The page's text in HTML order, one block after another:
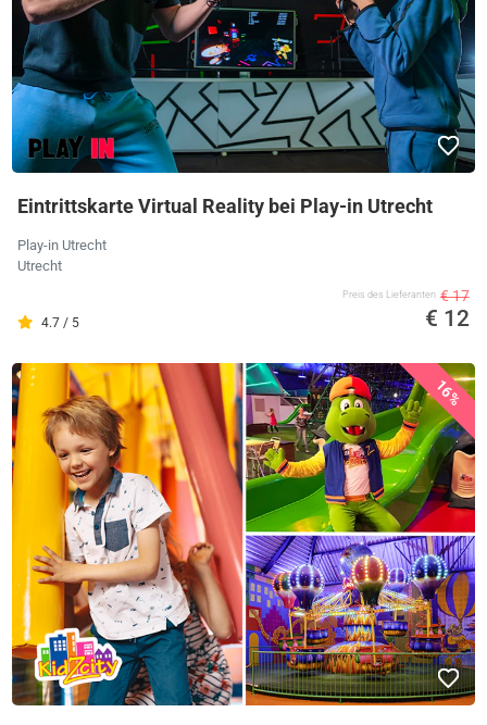
Eintrittskarte Virtual Reality bei Play-in Utrecht
Play-in Utrecht
Utrecht
4.7 / 5
Preis des Lieferanten € 17
€ 12
16%